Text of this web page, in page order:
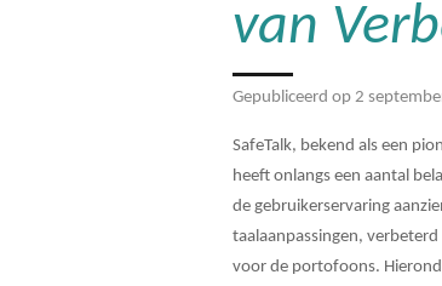
van
Gepubliceerd op 2
SafeTalk, bekend als een
heeft onlangs een aantal
de gebruikerservaring
taalaanpassingen,
voor de portofoons.